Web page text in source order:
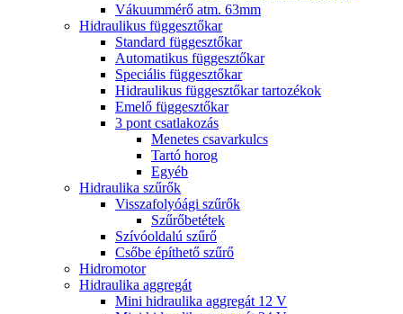
Vákuummérő atm. 63mm
Hidraulikus függesztőkar
Standard függesztőkar
Automatikus függesztőkar
Speciális függesztőkar
Hidraulikus függesztőkar tartozékok
Emelő függesztőkar
3 pont csatlakozás
Menetes csavarkulcs
Tartó horog
Egyéb
Hidraulika szűrők
Visszafolyóági szűrők
Szűrőbetétek
Szívóoldalú szűrő
Csőbe építhető szűrő
Hidromotor
Hidraulika aggregát
Mini hidraulika aggregát 12 V